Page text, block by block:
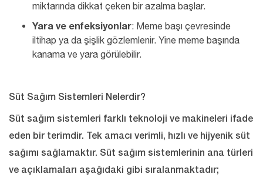
miktarında dikkat çeken bir azalma başlar.
Yara ve enfeksiyonlar: Meme başı çevresinde
iltihap ya da şişlik gözlemlenir. Yine meme başında
kanama ve yara görülebilir.
Süt Sağım Sistemleri Nelerdir?
Süt sağım sistemleri farklı teknoloji ve makineleri ifade
eden bir terimdir. Tek amacı verimli, hızlı ve hijyenik süt
sağımı sağlamaktır. Süt sağım sistemlerinin ana türleri
ve açıklamaları aşağıdaki gibi sıralanmaktadır;